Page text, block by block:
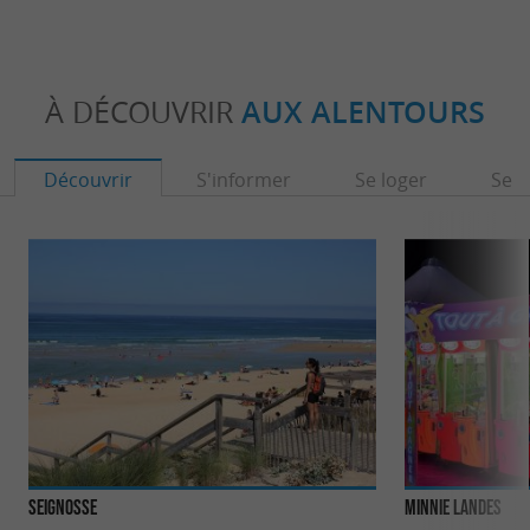
À DÉCOUVRIR AUX ALENTOURS
Découvrir S'informer Se loger Se
Seignosse Minnie Landes